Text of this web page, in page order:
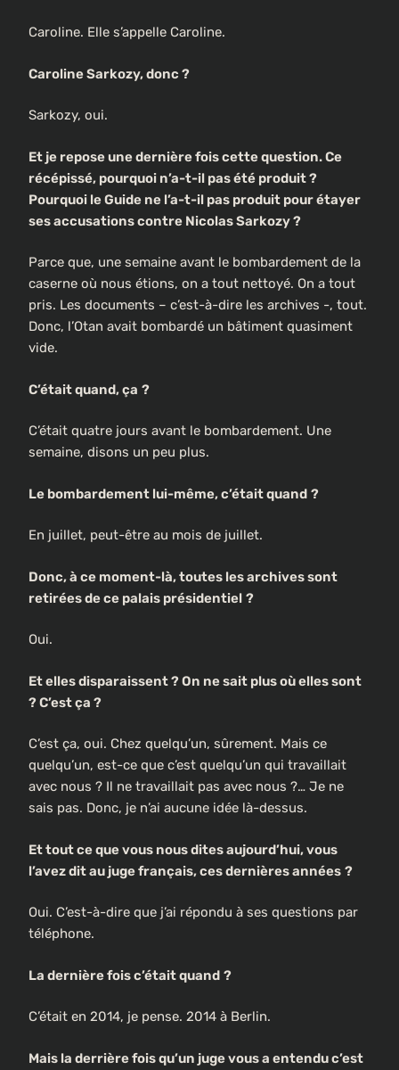
Caroline. Elle s’appelle Caroline.
Caroline Sarkozy, donc ?
Sarkozy, oui.
Et je repose une dernière fois cette question. Ce
récépissé, pourquoi n’a-t-il pas été produit ?
Pourquoi le Guide ne l’a-t-il pas produit pour étayer
ses accusations contre Nicolas Sarkozy ?
Parce que, une semaine avant le bombardement de la
caserne où nous étions, on a tout nettoyé. On a tout
pris. Les documents – c’est-à-dire les archives -, tout.
Donc, l’Otan avait bombardé un bâtiment quasiment
vide.
C’était quand, ça ?
C’était quatre jours avant le bombardement. Une
semaine, disons un peu plus.
Le bombardement lui-même, c’était quand ?
En juillet, peut-être au mois de juillet.
Donc, à ce moment-là, toutes les archives sont
retirées de ce palais présidentiel ?
Oui.
Et elles disparaissent ? On ne sait plus où elles sont
? C’est ça ?
C’est ça, oui. Chez quelqu’un, sûrement. Mais ce
quelqu’un, est-ce que c’est quelqu’un qui travaillait
avec nous ? Il ne travaillait pas avec nous ?… Je ne
sais pas. Donc, je n’ai aucune idée là-dessus.
Et tout ce que vous nous dites aujourd’hui, vous
l’avez dit au juge français, ces dernières années ?
Oui. C’est-à-dire que j’ai répondu à ses questions par
téléphone.
La dernière fois c’était quand ?
C’était en 2014, je pense. 2014 à Berlin.
Mais la derrière fois qu’un juge vous a entendu c’est